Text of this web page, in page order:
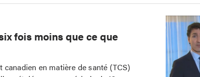
fois moins que ce que
en matière de santé (TCS)